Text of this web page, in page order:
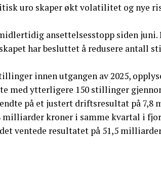
uro skaper økt volatilitet og nye
ansettelsesstopp siden
har besluttet å redusere antall
innen utgangen av 2025,
med ytterligere 150 stillinger
på et justert driftsresultat på 7,8
milliarder kroner i samme kvartal i
ventede resultatet på 51,5